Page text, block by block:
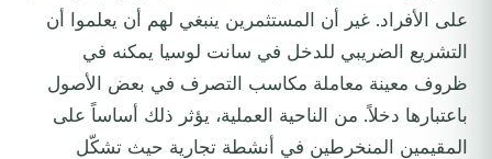
على الأفراد. غير أن المستثمرين ينبغي لهم أن يعلموا أن
التشريع الضريبي للدخل في سانت لوسيا يمكنه في
ظروف معينة معاملة مكاسب التصرف في بعض الأصول
باعتبارها دخلاً. من الناحية العملية، يؤثر ذلك أساساً على
المقيمين المنخرطين في أنشطة تجارية حيث تشكّل